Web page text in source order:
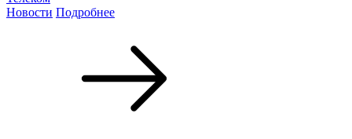
Новости Подробнее